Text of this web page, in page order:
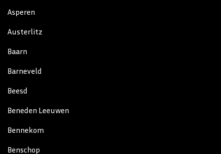
Asperen
Austerlitz
Baarn
Barneveld
Beesd
Beneden Leeuwen
Bennekom
Benschop